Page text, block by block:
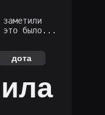
это было...
дота